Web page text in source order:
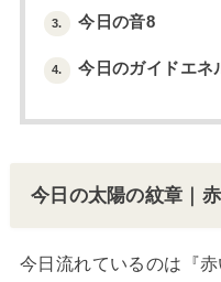
3. 今日の音8
4. 今日のガイドエネ
今日の太陽の紋章｜
今日流れているのは『